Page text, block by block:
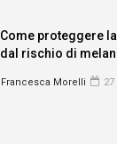
Come proteggere
dal rischio di
Francesca Morelli